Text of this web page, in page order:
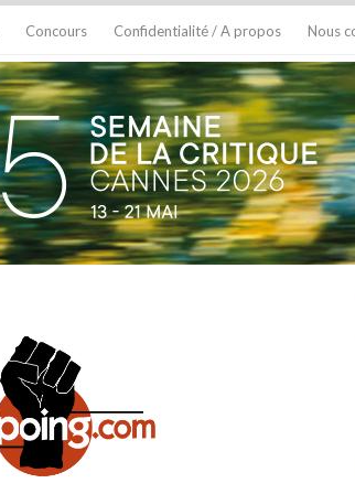
Concours Confidentialité / A propos Nous